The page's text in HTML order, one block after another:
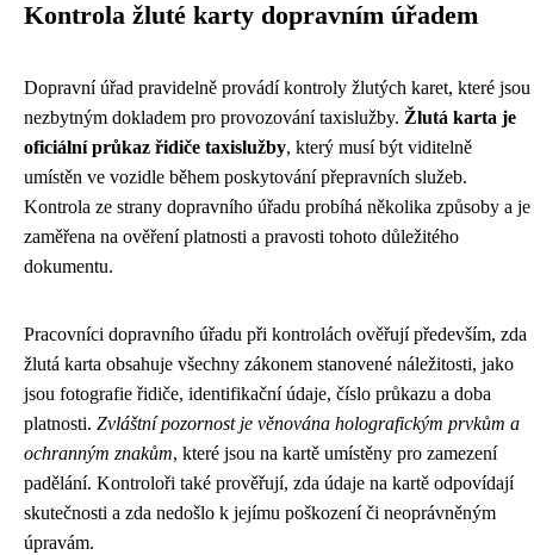
Kontrola žluté karty dopravním úřadem
Dopravní úřad pravidelně provádí kontroly žlutých karet, které jsou
nezbytným dokladem pro provozování taxislužby. Žlutá karta je
oficiální průkaz řidiče taxislužby, který musí být viditelně
umístěn ve vozidle během poskytování přepravních služeb.
Kontrola ze strany dopravního úřadu probíhá několika způsoby a je
zaměřena na ověření platnosti a pravosti tohoto důležitého
dokumentu.
Pracovníci dopravního úřadu při kontrolách ověřují především, zda
žlutá karta obsahuje všechny zákonem stanovené náležitosti, jako
jsou fotografie řidiče, identifikační údaje, číslo průkazu a doba
platnosti. Zvláštní pozornost je věnována holografickým prvkům a
ochranným znakům, které jsou na kartě umístěny pro zamezení
padělání. Kontroloři také prověřují, zda údaje na kartě odpovídají
skutečnosti a zda nedošlo k jejímu poškození či neoprávněným
úpravám.